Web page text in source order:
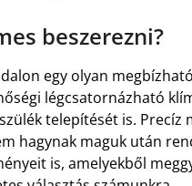
beszerezni?
egy olyan
légcsatornázható
telepítését is.
hagynak maguk után
is, amelyekből